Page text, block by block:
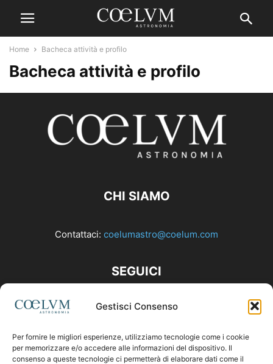
Gestisci Consenso
Per fornire le migliori esperienze, utilizziamo tecnologie come i cookie
per memorizzare e/o accedere alle informazioni del dispositivo. Il
consenso a queste tecnologie ci permetterà di elaborare dati come il
Home Bacheca attività e profilo
Bacheca attività e profilo
CHI SIAMO
Contattaci: coelumastro@coelum.com
SEGUICI